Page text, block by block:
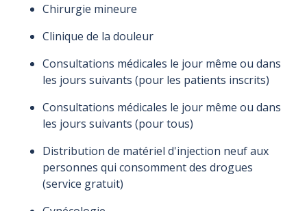
Chirurgie mineure
Clinique de la douleur
Consultations médicales le jour même ou dans
les jours suivants (pour les patients inscrits)
Consultations médicales le jour même ou dans
les jours suivants (pour tous)
Distribution de matériel d'injection neuf aux
personnes qui consomment des drogues
(service gratuit)